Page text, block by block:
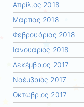
Απρίλιος 2018
Μάρτιος 2018
Φεβρουάριος 2018
Ιανουάριος 2018
Δεκέμβριος 2017
Νοέμβριος 2017
Οκτώβριος 2017